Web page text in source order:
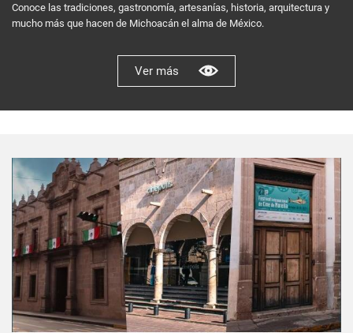
Conoce las tradiciones, gastronomía, artesanías, historia, arquitectura y
mucho más que hacen de Michoacán el alma de México.
Ver más